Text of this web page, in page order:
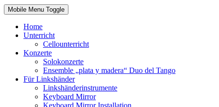
Mobile Menu Toggle
Home
Unterricht
Cellounterricht
Konzerte
Solokonzerte
Ensemble „plata y madera“ Duo del Tango
Für Linkshänder
Linkshänderinstrumente
Keyboard Mirror